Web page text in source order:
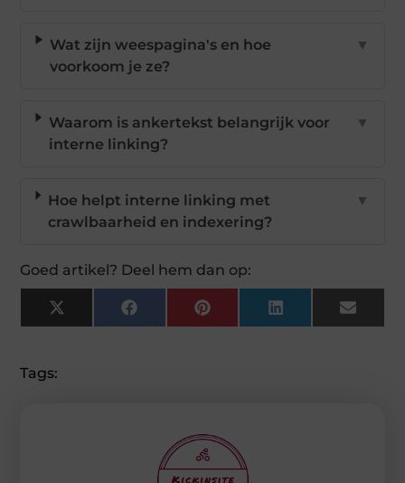
Wat zijn weespagina's en hoe
voorkoom je ze?
▼
Waarom is ankertekst belangrijk voor
interne linking?
▼
Hoe helpt interne linking met
crawlbaarheid en indexering?
▼
Goed artikel? Deel hem dan op:
X
(Twitter)
FacebookPinterestLinkedIn Email
Tags: